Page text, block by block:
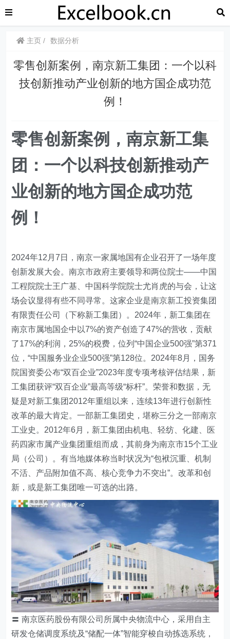
主页 数据分析
​​零售创新案例，南京新工集团：一个以科
技创新推动产业创新的地方国企成功范
例！
​​零售创新案例，南京新工集
团：一个以科技创新推动产
业创新的地方国企成功范
例！
2024年12月7日，南京一家属地国有企业召开了一场年度
创新发展大会。南京市政府主要领导和两位院士——中国
工程院院士王广基、中国科学院院士尤肖虎的与会，让这
场会议显得有些不同寻常。这家企业是南京新工投资集团
有限责任公司（下称新工集团）。2024年，新工集团在
南京市属地国企中以7%的资产创造了47%的营收，贡献
了17%的利润，25%的税费，位列“中国企业500强”第371
位，“中国服务业企业500强”第128位。2024年8月，国务
院国资委公布“双百企业”2023年度专项考核评估结果，新
工集团获评“双百企业”最高等级“标杆”。荣誉和数据，无
疑是对新工集团2012年重组以来，连续13年进行创新性
改革的最大肯定。一部新工集团史，堪称三分之一部南京
工业史。2012年6月，新工集团由机电、轻纺、化建、医
药四家市属产业集团重组而成，其前身为南京市15个工业
局（公司）。有当地媒体称当时状况为“包袱沉重、机制
不活、产品附加值不高、核心竞争力不突出”。改革和创
新，或是新工集团唯一可选的出路。
〓 南京医药股份有限公司所属中央物流中心，采用自主
研发仓储调度系统及“储配一体”智能穿梭自动拣选系统，